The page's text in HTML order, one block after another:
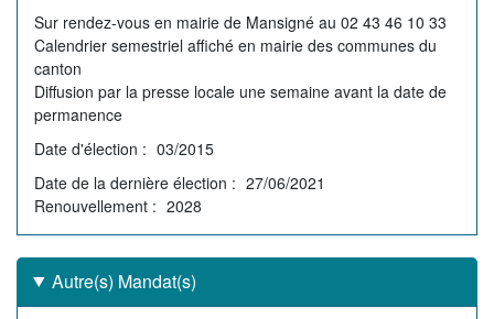
Sur rendez-vous en mairie de Mansigné au 02 43 46 10 33
Calendrier semestriel affiché en mairie des communes du
canton
Diffusion par la presse locale une semaine avant la date de
permanence
Date d'élection
03/2015
Date de la dernière élection
27/06/2021
Renouvellement
2028
Autre(s) Mandat(s)